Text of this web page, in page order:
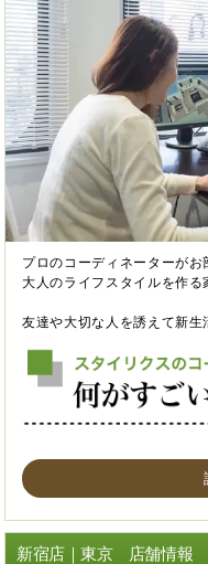
プロのコーディネーターがお
大人のライフスタイルを作る
友達や大切な人を誘えて新生
新宿店｜東京 店舗情報